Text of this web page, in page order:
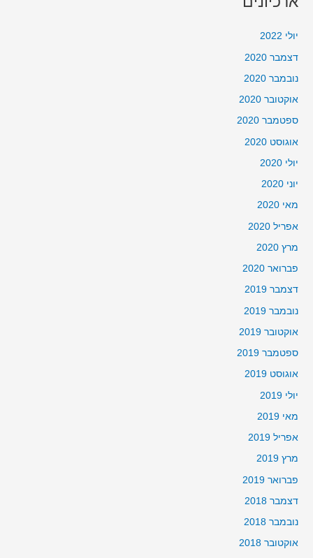
יולי 2022
דצמבר 2020
נובמבר 2020
אוקטובר 2020
ספטמבר 2020
אוגוסט 2020
יולי 2020
יוני 2020
מאי 2020
אפריל 2020
מרץ 2020
פברואר 2020
דצמבר 2019
נובמבר 2019
אוקטובר 2019
ספטמבר 2019
אוגוסט 2019
יולי 2019
מאי 2019
אפריל 2019
מרץ 2019
פברואר 2019
דצמבר 2018
נובמבר 2018
אוקטובר 2018